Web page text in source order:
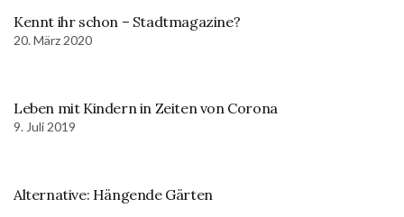
Kennt ihr schon – Stadtmagazine?
20. März 2020
Leben mit Kindern in Zeiten von Corona
9. Juli 2019
Alternative: Hängende Gärten